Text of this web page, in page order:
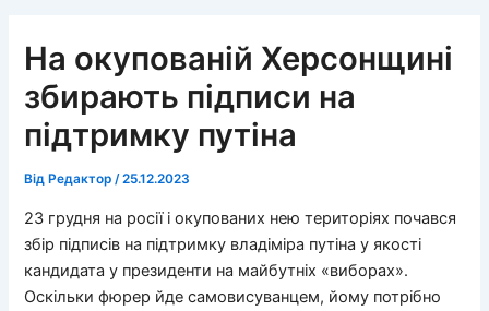
На окупованій Херсонщині
збирають підписи на
підтримку путіна
Від Редактор/25.12.2023
23 грудня на росії і окупованих нею територіях почався
збір підписів на підтримку владіміра путіна у якості
кандидата у президенти на майбутніх «виборах».
Оскільки фюрер йде самовисуванцем, йому потрібно